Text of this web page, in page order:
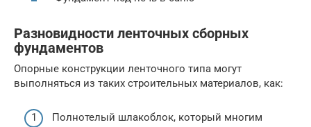
Разновидности ленточных сборных
фундаментов
Опорные конструкции ленточного типа могут
выполняться из таких строительных материалов, как:
Полнотелый шлакоблок, который многим